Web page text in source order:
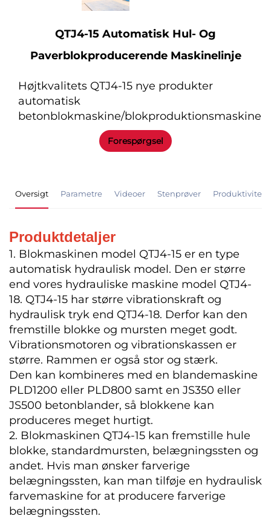
QTJ4-15 Automatisk Hul- Og
Paverblokproducerende Maskinelinje
Højtkvalitets QTJ4-15 nye produkter
automatisk
betonblokmaskine/blokproduktionsmaskine
Forespørgsel
Oversigt Parametre Videoer Stenprøver Produktivitet
Produktdetaljer
1. Blokmaskinen model QTJ4-15 er en type
automatisk hydraulisk model. Den er større
end vores hydrauliske maskine model QTJ4-
18. QTJ4-15 har større vibrationskraft og
hydraulisk tryk end QTJ4-18. Derfor kan den
fremstille blokke og mursten meget godt.
Vibrationsmotoren og vibrationskassen er
større. Rammen er også stor og stærk.
Den kan kombineres med en blandemaskine
PLD1200 eller PLD800 samt en JS350 eller
JS500 betonblander, så blokkene kan
produceres meget hurtigt.
2. Blokmaskinen QTJ4-15 kan fremstille hule
blokke, standardmursten, belægningssten og
andet. Hvis man ønsker farverige
belægningssten, kan man tilføje en hydraulisk
farvemaskine for at producere farverige
belægningssten.